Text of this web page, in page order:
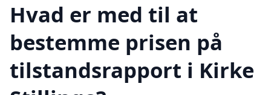
Hvad er med til at
bestemme prisen på
tilstandsrapport i Kirke